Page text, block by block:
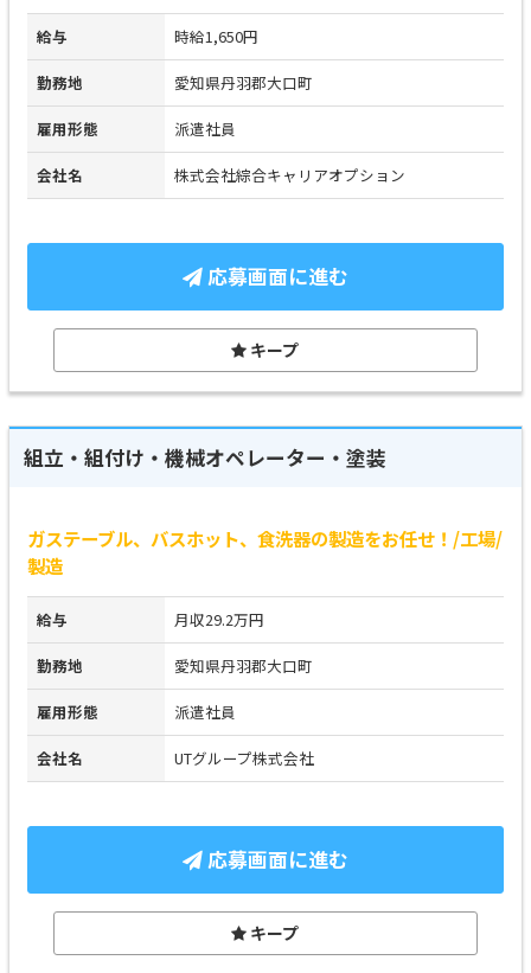
給与 時給1,650円
勤務地 愛知県丹羽郡大口町
雇用形態 派遣社員
会社名 株式会社綜合キャリアオプション
応募画面に進む
キープ
組立・組付け・機械オペレーター・塗装
ガステーブル、バスホット、食洗器の製造をお任せ！/工場/
製造
給与 月収29.2万円
勤務地 愛知県丹羽郡大口町
雇用形態 派遣社員
会社名 UTグループ株式会社
応募画面に進む
キープ